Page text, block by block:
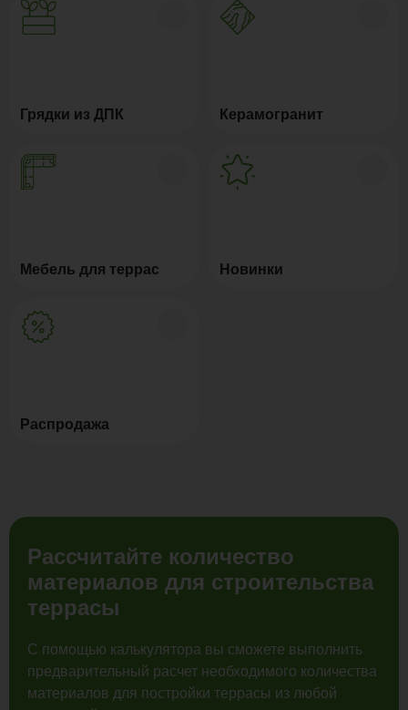
Грядки из ДПК Керамогранит
Мебель для террас Новинки
Распродажа
Рассчитайте количество
материалов для строительства
террасы
С помощью калькулятора вы сможете выполнить
предварительный расчет необходимого количества
материалов для постройки террасы из любой